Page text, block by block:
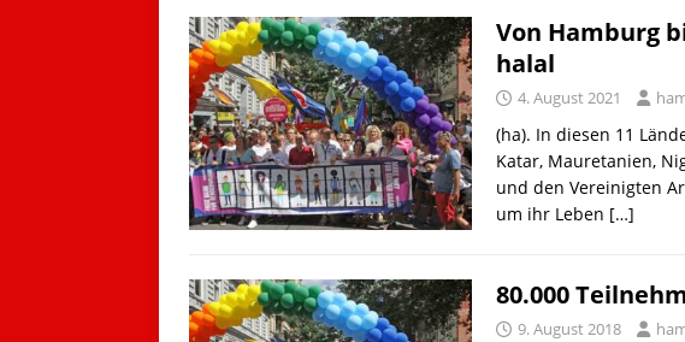
Von Hamburg
halal
4. August 2021
(ha). In diesen 11
Katar, Mauretanien,
und den Vereinigten
um ihr Leben […]
80.000
9. August 2018